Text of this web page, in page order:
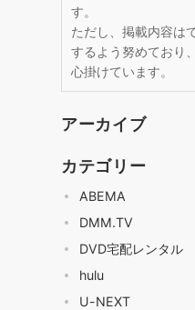
す。
ただし、掲載内容は
するよう努めており
心掛けています。
アーカイブ
カテゴリー
ABEMA
DMM.TV
DVD宅配レンタル
hulu
U-NEXT